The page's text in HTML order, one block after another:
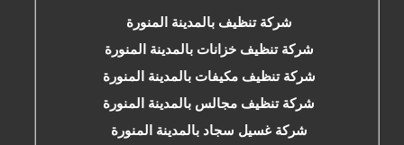
شركة تنظيف بالمدينة المنورة
شركة تنظيف خزانات بالمدينة المنورة
شركة تنظيف مكيفات بالمدينة المنورة
شركة تنظيف مجالس بالمدينة المنورة
شركة غسيل سجاد بالمدينة المنورة